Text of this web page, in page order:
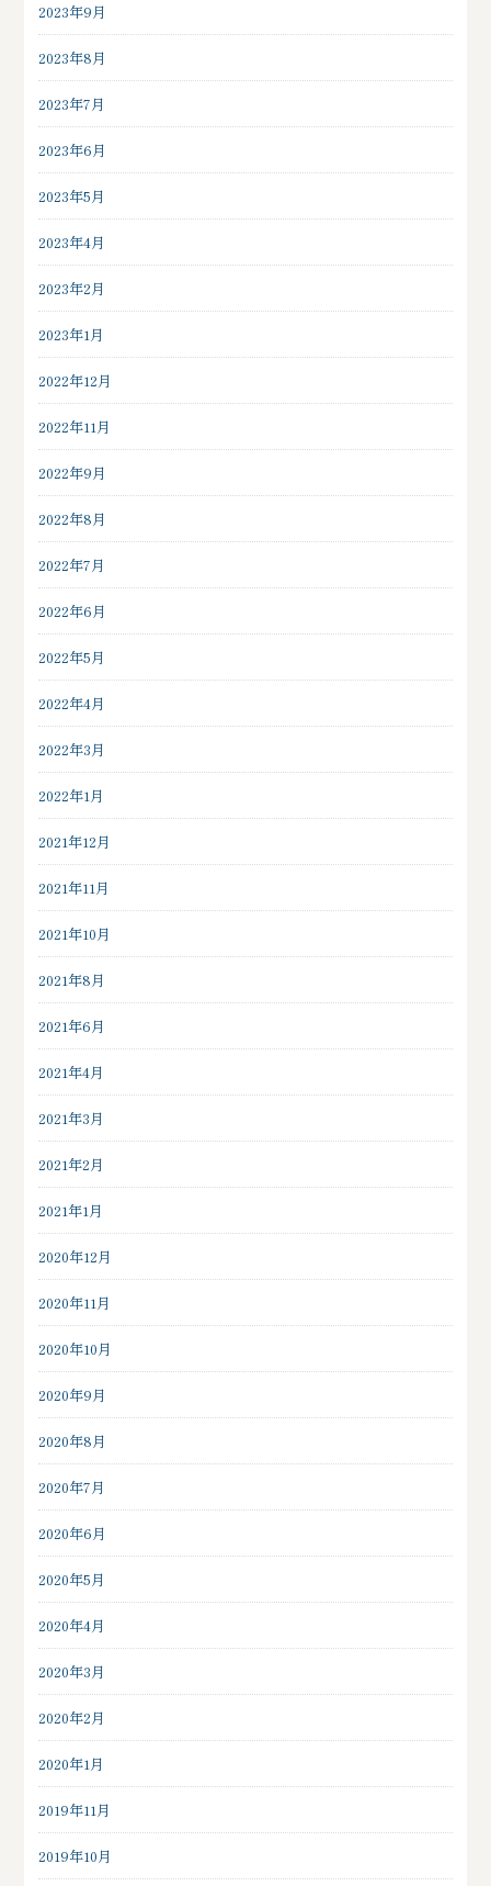
2023年9月
2023年8月
2023年7月
2023年6月
2023年5月
2023年4月
2023年2月
2023年1月
2022年12月
2022年11月
2022年9月
2022年8月
2022年7月
2022年6月
2022年5月
2022年4月
2022年3月
2022年1月
2021年12月
2021年11月
2021年10月
2021年8月
2021年6月
2021年4月
2021年3月
2021年2月
2021年1月
2020年12月
2020年11月
2020年10月
2020年9月
2020年8月
2020年7月
2020年6月
2020年5月
2020年4月
2020年3月
2020年2月
2020年1月
2019年11月
2019年10月